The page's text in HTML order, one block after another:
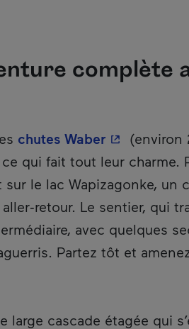
complète
chutes Waber- Cet(environ
qui fait tout leur charme.
le lac Wapizagonke, un
Le sentier, qui
avec quelques
Partez tôt et
large cascade étagée qui